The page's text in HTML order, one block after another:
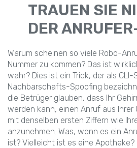
TRAUEN SIE
DER
Warum scheinen so viele Robo-
Nummer zu kommen? Das ist
wahr? Dies ist ein Trick, der als
Nachbarschafts-Spoofing
die Betrüger glauben, dass Ihr
werden kann, einen Anruf aus
mit denselben ersten Ziffern wie
anzunehmen. Was, wenn es ein
ist? Vielleicht ist es eine